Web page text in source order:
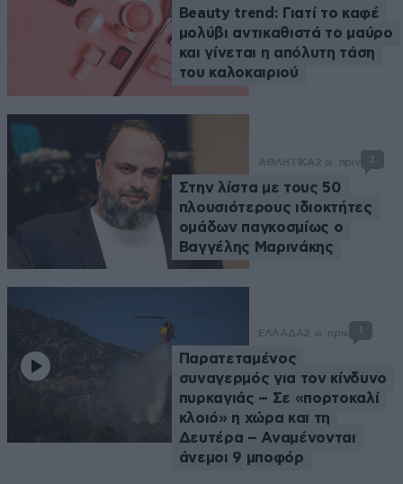
Beauty trend: Γιατί το καφέ
μολύβι αντικαθιστά το μαύρο
και γίνεται η απόλυτη τάση
του καλοκαιριού
ΑΘΛΗΤΙΚΑ2 ω. πριν 3
Στην λίστα με τους 50
πλουσιότερους ιδιοκτήτες
ομάδων παγκοσμίως ο
Βαγγέλης Μαρινάκης
ΕΛΛΑΔΑ2 ω. πριν 1
Παρατεταμένος
συναγερμός για τον κίνδυνο
πυρκαγιάς – Σε «πορτοκαλί
κλοιό» η χώρα και τη
Δευτέρα – Αναμένονται
άνεμοι 9 μποφόρ